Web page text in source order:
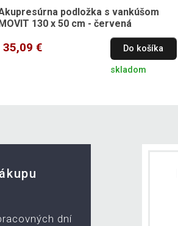
podložka s vankúšom
130 x 50 cm - červená
35,09 € Do košíka
skladom
dní